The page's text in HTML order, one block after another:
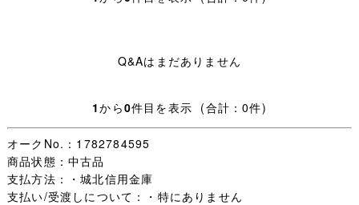
※冬用セーラー服/実寸サイズ/ 着丈約50cm、身幅約
48cm、肩幅約41cm、袖丈約54cm
※夏用スカート/実寸サイズ/ ウエスト(平置きの2倍)約
74cm、総丈約68cm
Q&Aはまだありません
1から0件目を表示 (合計：0件)
オークNo.：1782784595
商品状態：中古品
支払方法：・城北信用金庫
支払い/受渡しについて：・特にありません